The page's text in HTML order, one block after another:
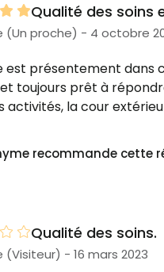
Qualité des soins
(Un proche) - 4 octobre
est présentement dans
toujours prêt à
activités, la cour
recommande cette
Qualité des soins.
(Visiteur) - 16 mars 2023